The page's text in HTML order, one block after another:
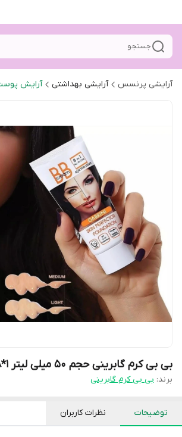
جستجو
آرایشی پرنسس آرایشی بهداشتی آرایش
بی بی کرم گابرینی حجم ۵۰ میلی لیتر 1*8 لایت اورجینال
برند: بی بی کرم گابرینی
توضیحات نظرات کاربران